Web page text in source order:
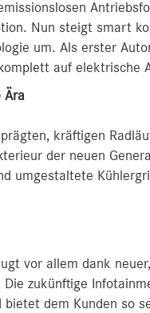
Nun steigt smart
um. Als erster
auf elektrische
Ära
kräftigen
der neuen
umgestaltete
vor allem dank
Die zukünftige
dem Kunden so